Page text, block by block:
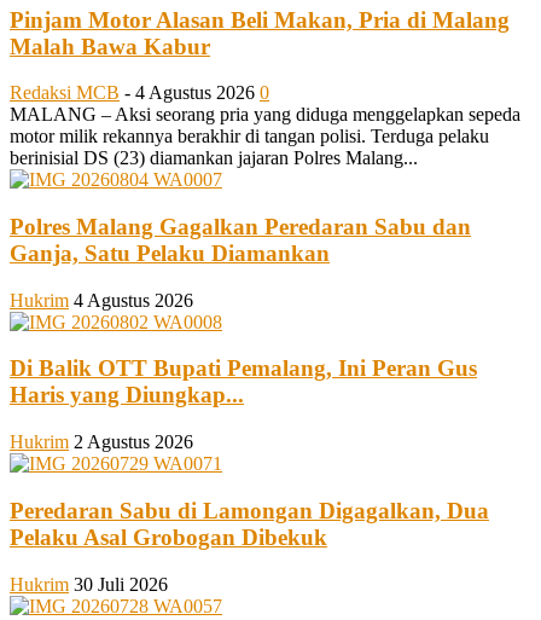
Pinjam Motor Alasan Beli Makan, Pria di Malang
Malah Bawa Kabur
Redaksi MCB - 4 Agustus 2026 0
MALANG – Aksi seorang pria yang diduga menggelapkan sepeda
motor milik rekannya berakhir di tangan polisi. Terduga pelaku
berinisial DS (23) diamankan jajaran Polres Malang...
Polres Malang Gagalkan Peredaran Sabu dan
Ganja, Satu Pelaku Diamankan
Hukrim 4 Agustus 2026
Di Balik OTT Bupati Pemalang, Ini Peran Gus
Haris yang Diungkap...
Hukrim 2 Agustus 2026
Peredaran Sabu di Lamongan Digagalkan, Dua
Pelaku Asal Grobogan Dibekuk
Hukrim 30 Juli 2026